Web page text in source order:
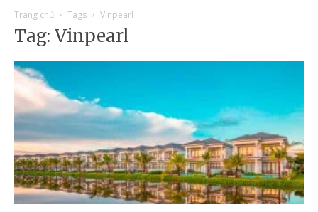
Trang chủ Tags Vinpearl
Tag: Vinpearl